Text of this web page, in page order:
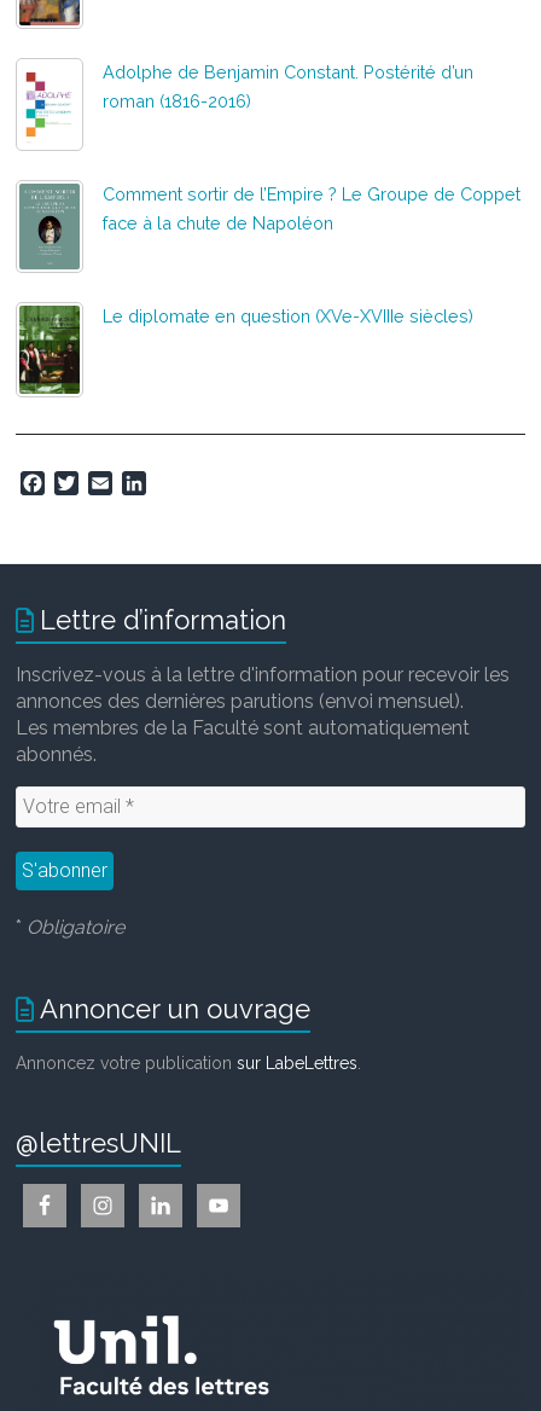
Adolphe de Benjamin Constant. Postérité d’un
roman (1816-2016)
Comment sortir de l’Empire ? Le Groupe de Coppet
face à la chute de Napoléon
Le diplomate en question (XVe-XVIIIe siècles)
o
k
r
d
I
n
Lettre d’information
Inscrivez-vous à la lettre d'information pour recevoir les
annonces des dernières parutions (envoi mensuel).
Les membres de la Faculté sont automatiquement
abonnés.
* Obligatoire
Annoncer un ouvrage
Annoncez votre publicationsur LabeLettres
@lettresUNIL